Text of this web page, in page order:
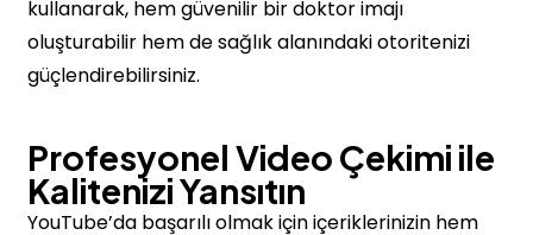
kullanarak, hem güvenilir bir doktor imajı
oluşturabilir hem de sağlık alanındaki otoritenizi
güçlendirebilirsiniz.
Profesyonel Video Çekimi ile
Kalitenizi Yansıtın
YouTube’da başarılı olmak için içeriklerinizin hem